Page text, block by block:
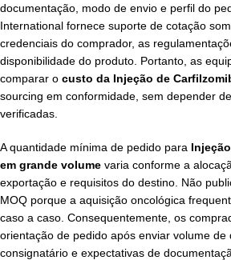
documentação, modo de envio e perfil do
International fornece suporte de cotação
credenciais do comprador, as
disponibilidade do produto. Portanto, as
comparar o custo da Injeção de
sourcing em conformidade, sem depender
verificadas.
A quantidade mínima de pedido para
em grande volume varia conforme a
exportação e requisitos do destino. Não
MOQ porque a aquisição oncológica
caso a caso. Consequentemente, os
orientação de pedido após enviar volume de
consignatário e expectativas de